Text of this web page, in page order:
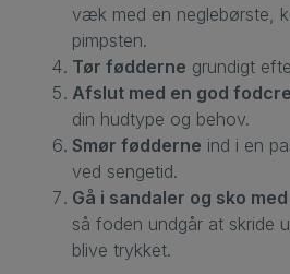
væk med en neglebørste,
pimpsten.
Tør fødderne grundigt
Afslut med en god
din hudtype og behov.
Smør fødderne ind i en
ved sengetid.
Gå i sandaler og sko
så foden undgår at skride
blive trykket.